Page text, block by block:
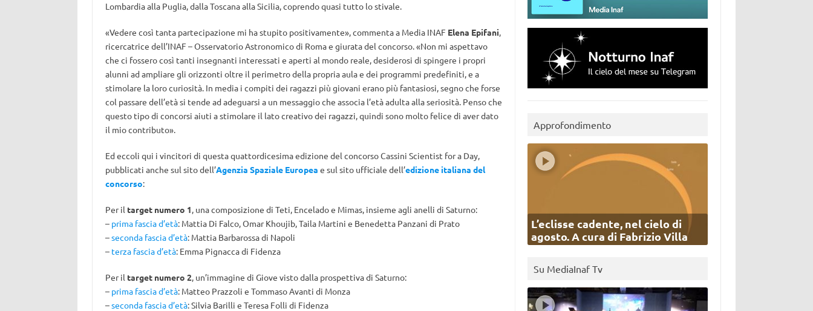
Lombardia alla Puglia, dalla Toscana alla Sicilia, coprendo quasi tutto lo stivale.
«Vedere così tanta partecipazione mi ha stupito positivamente», commenta a Media INAF Elena Epifani,
ricercatrice dell’INAF – Osservatorio Astronomico di Roma e giurata del concorso. «Non mi aspettavo
che ci fossero così tanti insegnanti interessati e aperti al mondo reale, desiderosi di spingere i propri
alunni ad ampliare gli orizzonti oltre il perimetro della propria aula e dei programmi predefiniti, e a
stimolare la loro curiosità. In media i compiti dei ragazzi più giovani erano più fantasiosi, segno che forse
col passare dell’età si tende ad adeguarsi a un messaggio che associa l’età adulta alla seriosità. Penso che
questo tipo di concorsi aiuti a stimolare il lato creativo dei ragazzi, quindi sono molto felice di aver dato
il mio contributo».
Ed eccoli qui i vincitori di questa quattordicesima edizione del concorso Cassini Scientist for a Day,
pubblicati anche sul sito dell’Agenzia Spaziale Europea e sul sito ufficiale dell’edizione italiana del
concorso:
Per il target numero 1, una composizione di Teti, Encelado e Mimas, insieme agli anelli di Saturno:
– prima fascia d’età: Mattia Di Falco, Omar Khoujib, Taila Martini e Benedetta Panzani di Prato
–seconda fascia d’età: Mattia Barbarossa di Napoli
– terza fascia d’età: Emma Pignacca di Fidenza
Per il target numero 2, un’immagine di Giove visto dalla prospettiva di Saturno:
– prima fascia d’età: Matteo Prazzoli e Tommaso Avanti di Monza
–seconda fascia d’età: Silvia Barilli e Teresa Folli di Fidenza
Approfondimento
L’eclisse cadente, nel cielo di
agosto. A cura di Fabrizio Villa
Su MediaInaf Tv